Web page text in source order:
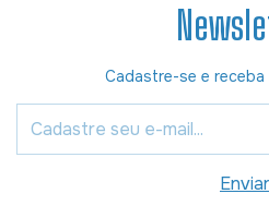
Cadastre-se e